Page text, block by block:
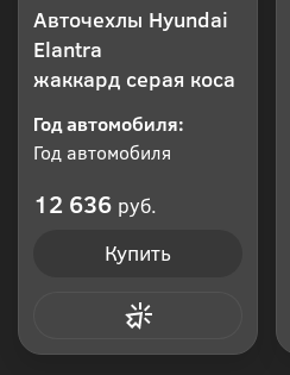
Авточехлы Hyundai
Elantra
жаккард серая коса
Год автомобиля:
Год автомобиля
12 636 руб.
Купить